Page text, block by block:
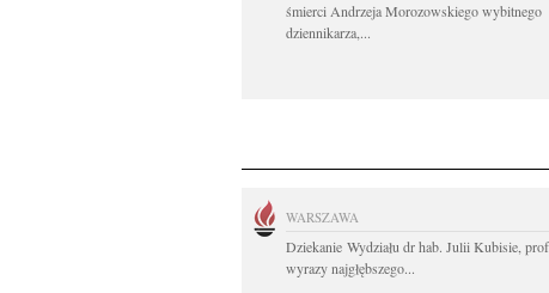
śmierci Andrzeja Morozowskiego wybitnego
dziennikarza,...
WARSZAWA
Dziekanie Wydziału dr hab. Julii Kubisie,
wyrazy najgłębszego...